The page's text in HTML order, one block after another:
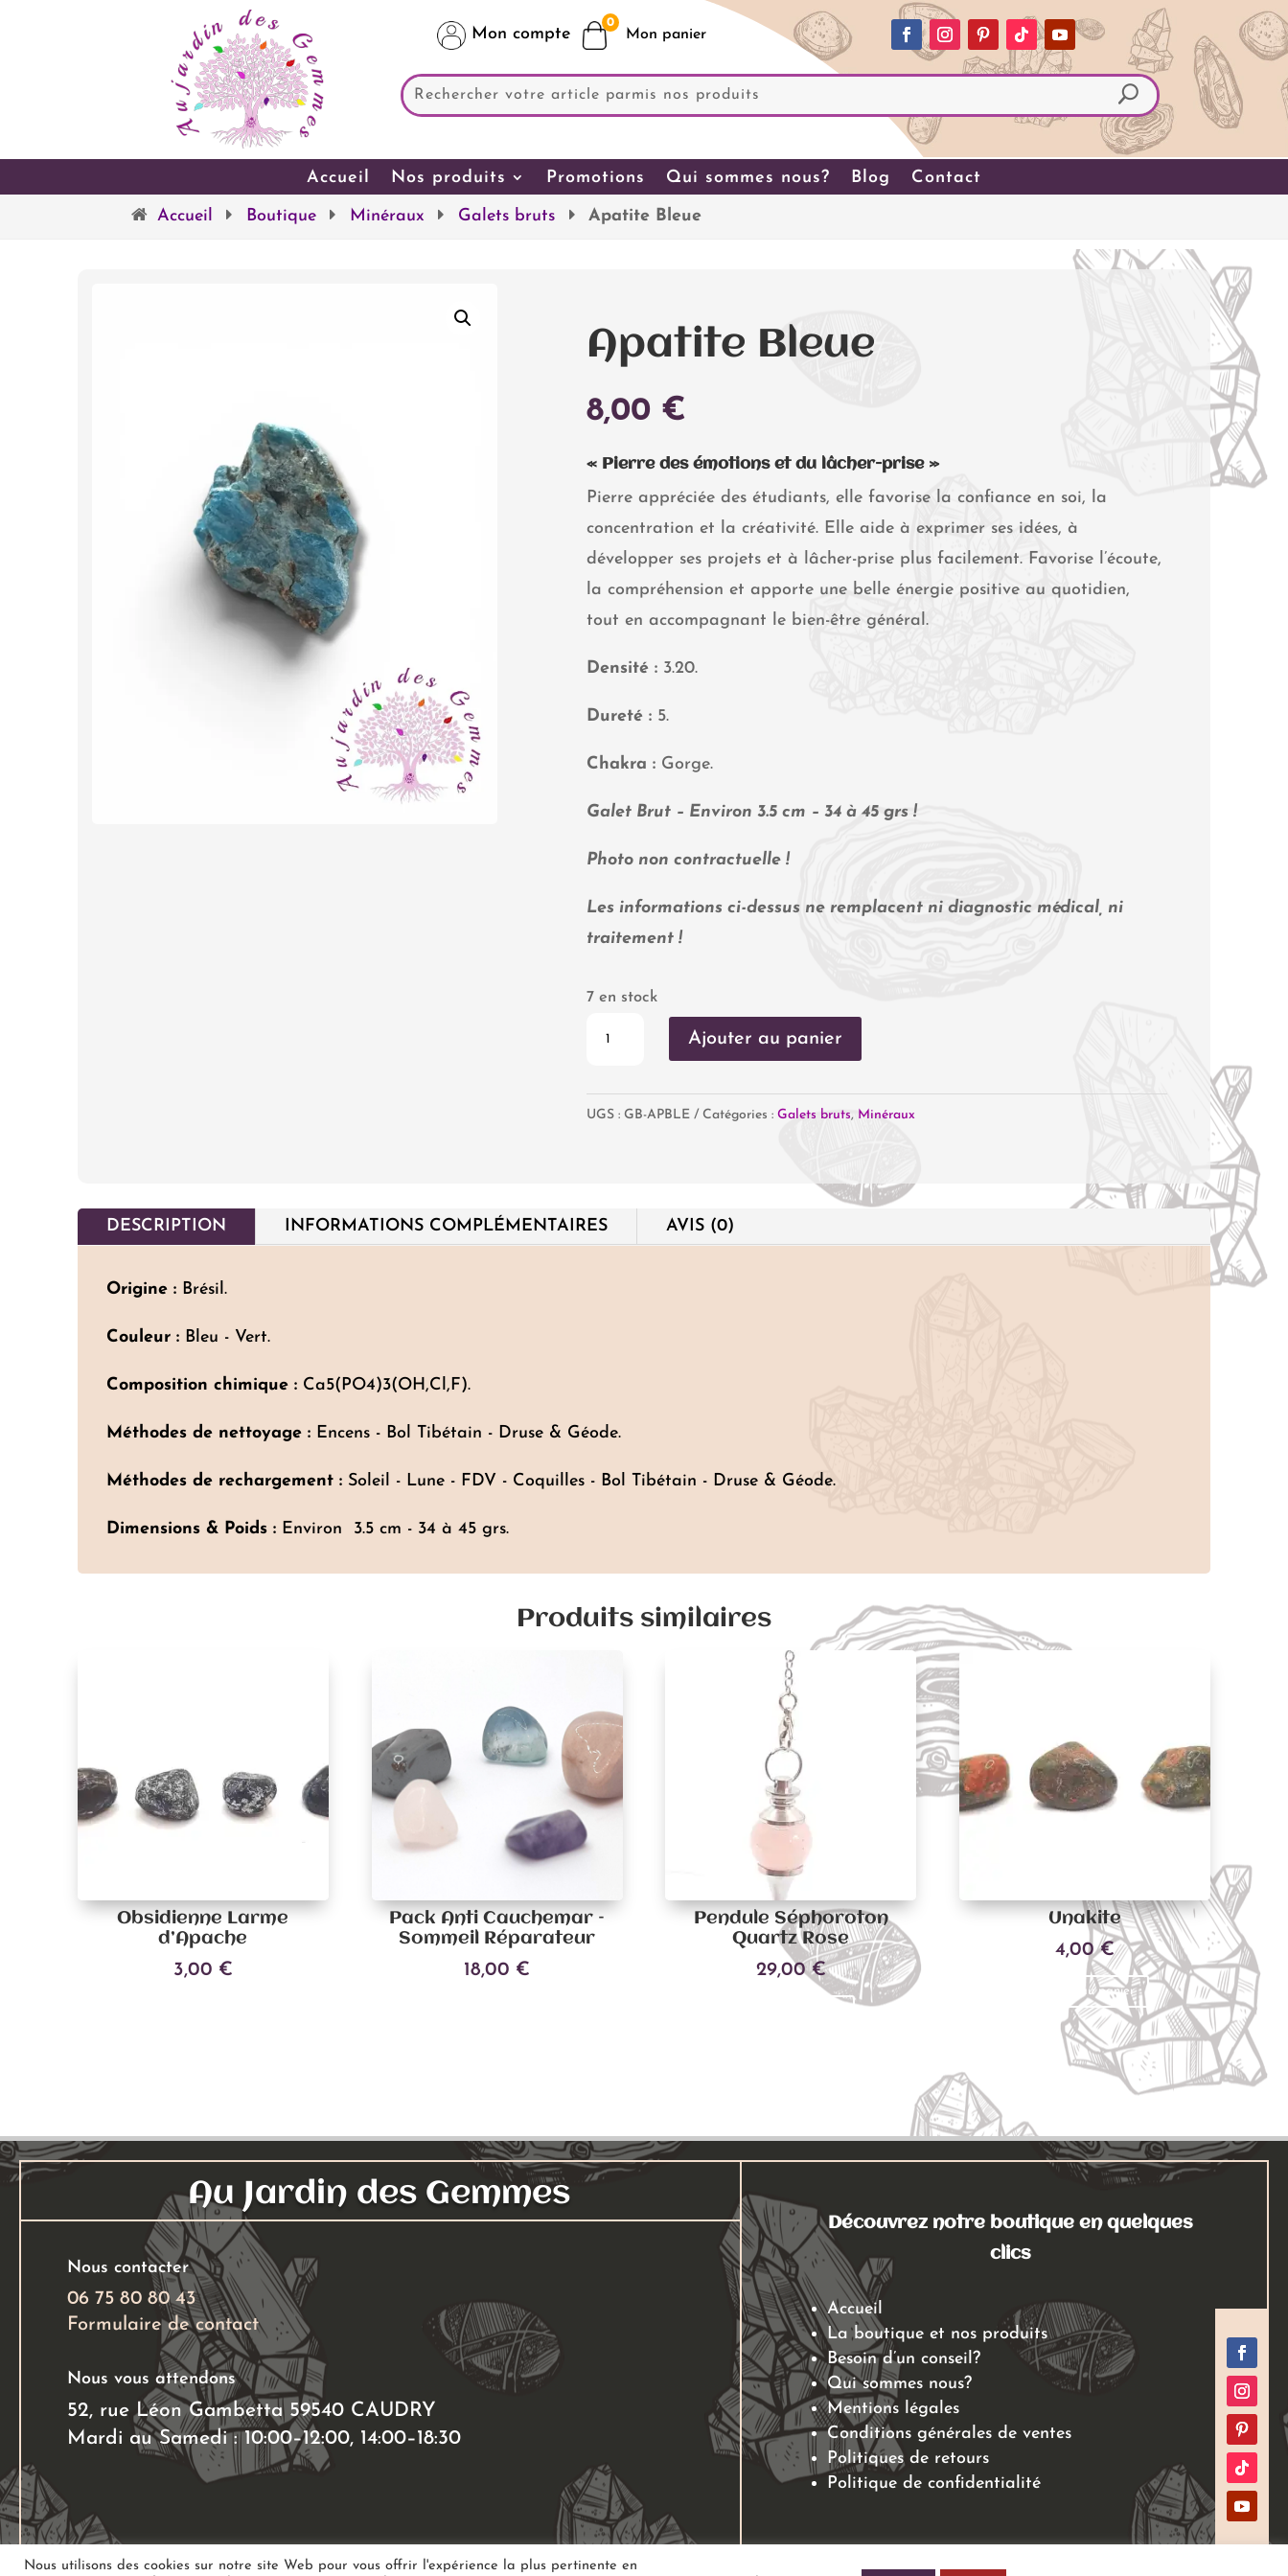
Mon compte
0
Accueil Nos produits Promotions Qui sommes nous? Blog Contact
Accueil Boutique Minéraux Galets bruts Apatite Bleue
Apatite Bleue
8,00 €
« Pierre des émotions et du lâcher-prise »
Pierre appréciée des étudiants, elle favorise la confiance en soi, la
concentration et la créativité. Elle aide à exprimer ses idées, à
développer ses projets et à lâcher-prise plus facilement. Favorise l’écoute,
la compréhension et apporte une belle énergie positive au quotidien,
tout en accompagnant le bien-être général.
Densité : 3.20.
Dureté : 5.
Chakra : Gorge.
Galet Brut – Environ 3.5 cm – 34 à 45 grs !
Photo non contractuelle !
Les informations ci-dessus ne remplacent ni diagnostic médical, ni
traitement !
7 en stock
Bleue
Ajouter au panier
UGS :GB-APBLE Catégories :Galets bruts, Minéraux
DESCRIPTION INFORMATIONS COMPLÉMENTAIRES AVIS (0)
Origine :Brésil.
Couleur : Bleu - Vert.
Composition chimique : Ca5(PO4)3(OH,Cl,F).
Méthodes de nettoyage :Encens - Bol Tibétain - Druse & Géode.
Méthodes de rechargement :Soleil - Lune - FDV - Coquilles - Bol Tibétain - Druse & Géode.
Dimensions & Poids :Environ 3.5 cm - 34 à 45 grs.
Produits similaires
Obsidienne Larme
d’Apache
3,00 €
Pack Anti Cauchemar –
Sommeil Réparateur
18,00 €
Pendule Séphoroton
Quartz Rose
29,00€
Unakite
4,00€
Ajouter au panier
Au Jardin des Gemmes
Nous contacter
06 75 80 80 43
Formulaire de contact
Nous vous attendons
52, rue Léon Gambetta 59540 CAUDRY
Mardi au Samedi : 10:00–12:00, 14:00–18:30
Découvrez notre boutique en quelques
clics
Accueil
La boutique et nos produits
Besoin d’un conseil?
Qui sommes nous?
Mentions légales
Conditions générales de ventes
Politiques de retours
Politique de confidentialité
Nous utilisons des cookies sur notre site Web pour vous offrir l'expérience la plus pertinente en